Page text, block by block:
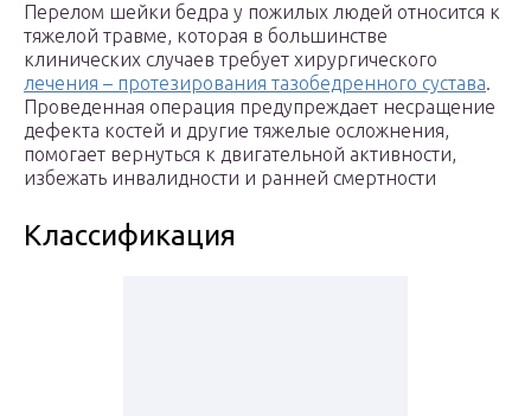
Перелом шейки бедра у пожилых людей относится к
тяжелой травме, которая в большинстве
клинических случаев требует хирургического
лечения – протезирования тазобедренного сустава.
Проведенная операция предупреждает несращение
дефекта костей и другие тяжелые осложнения,
помогает вернуться к двигательной активности,
избежать инвалидности и ранней смертности
Классификация